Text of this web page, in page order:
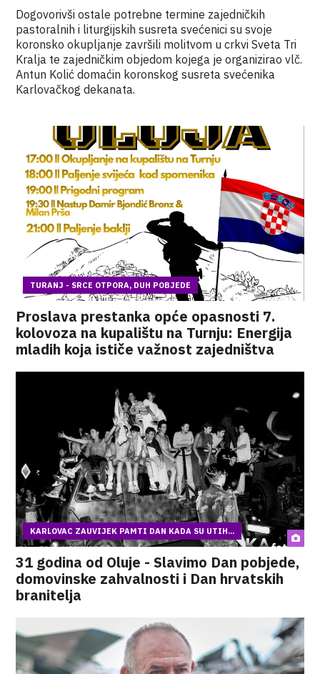
Dogovorivši ostale potrebne termine zajedničkih
pastoralnih i liturgijskih susreta svećenici su svoje
koronsko okupljanje završili molitvom u crkvi Sveta Tri
Kralja te zajedničkim objedom kojega je organizirao vlč.
Antun Kolić domaćin koronskog susreta svećenika
Karlovačkog dekanata.
TURANJ - SRCE OTPORA, DUH POBJEDE
Proslava prestanka opće opasnosti 7.
kolovoza na kupalištu na Turnju: Energija
mladih koja ističe važnost zajedništva
KARLOVAC ZAUVIJEK PAMTI DAN KADA SU UTIH...
31 godina od Oluje - Slavimo Dan pobjede,
domovinske zahvalnosti i Dan hrvatskih
branitelja